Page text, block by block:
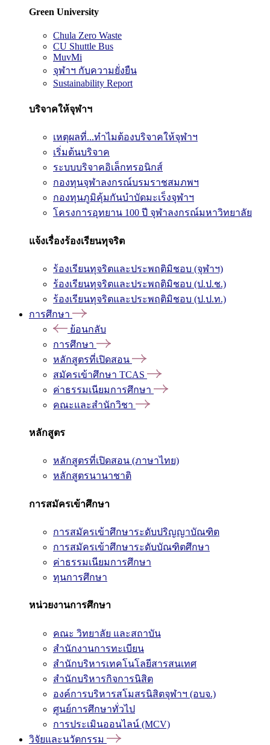
Green University
Chula Zero Waste
CU Shuttle Bus
MuvMi
จุฬาฯ กับความยั่งยืน
Sustainability Report
บริจาคให้จุฬาฯ
เหตุผลที่...ทำไมต้องบริจาคให้จุฬาฯ
เริ่มต้นบริจาค
ระบบบริจาคอิเล็กทรอนิกส์
กองทุนจุฬาลงกรณ์บรมราชสมภพฯ
กองทุนภูมิคุ้มกันบำบัดมะเร็งจุฬาฯ
โครงการอุทยาน 100 ปี จุฬาลงกรณ์มหาวิทยาลัย
แจ้งเรื่องร้องเรียนทุจริต
ร้องเรียนทุจริตและประพฤติมิชอบ (จุฬาฯ)
ร้องเรียนทุจริตและประพฤติมิชอบ (ป.ป.ช.)
ร้องเรียนทุจริตและประพฤติมิชอบ (ป.ป.ท.)
การศึกษา
ย้อนกลับ
การศึกษา
หลักสูตรที่เปิดสอน
สมัครเข้าศึกษา TCAS
ค่าธรรมเนียมการศึกษา
คณะและสำนักวิชา
หลักสูตร
หลักสูตรที่เปิดสอน (ภาษาไทย)
หลักสูตรนานาชาติ
การสมัครเข้าศึกษา
การสมัครเข้าศึกษาระดับปริญญาบัณฑิต
การสมัครเข้าศึกษาระดับบัณฑิตศึกษา
ค่าธรรมเนียมการศึกษา
ทุนการศึกษา
หน่วยงานการศึกษา
คณะ วิทยาลัย และสถาบัน
สำนักงานการทะเบียน
สำนักบริหารเทคโนโลยีสารสนเทศ
สำนักบริหารกิจการนิสิต
องค์การบริหารสโมสรนิสิตจุฬาฯ (อบจ.)
ศูนย์การศึกษาทั่วไป
การประเมินออนไลน์ (MCV)
วิจัยและนวัตกรรม